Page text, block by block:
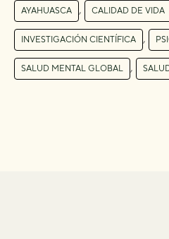
AYAHUASCA , CALIDAD DE VIDA
INVESTIGACIÓN CIENTÍFICA ,
SALUD MENTAL GLOBAL ,